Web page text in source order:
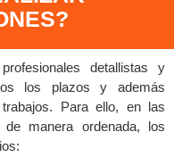
detallistas y
los plazos y además
Para ello, en las
manera ordenada, los